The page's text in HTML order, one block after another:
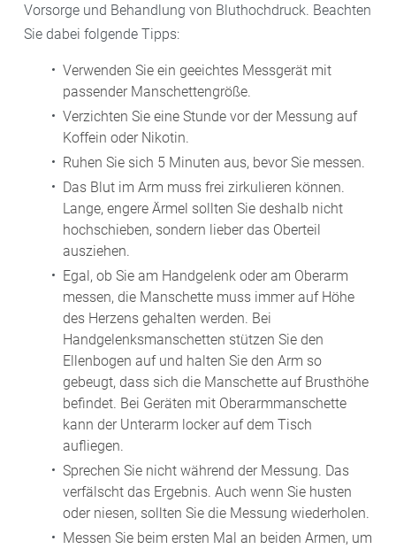
Vorsorge und Behandlung von Bluthochdruck. Beachten
Sie dabei folgende Tipps:
Verwenden Sie ein geeichtes Messgerät mit
passender Manschettengröße.
Verzichten Sie eine Stunde vor der Messung auf
Koffein oder Nikotin.
Ruhen Sie sich 5 Minuten aus, bevor Sie messen.
Das Blut im Arm muss frei zirkulieren können.
Lange, engere Ärmel sollten Sie deshalb nicht
hochschieben, sondern lieber das Oberteil
ausziehen.
Egal, ob Sie am Handgelenk oder am Oberarm
messen, die Manschette muss immer auf Höhe
des Herzens gehalten werden. Bei
Handgelenksmanschetten stützen Sie den
Ellenbogen auf und halten Sie den Arm so
gebeugt, dass sich die Manschette auf Brusthöhe
befindet. Bei Geräten mit Oberarmmanschette
kann der Unterarm locker auf dem Tisch
aufliegen.
Sprechen Sie nicht während der Messung. Das
verfälscht das Ergebnis. Auch wenn Sie husten
oder niesen, sollten Sie die Messung wiederholen.
Messen Sie beim ersten Mal an beiden Armen, um